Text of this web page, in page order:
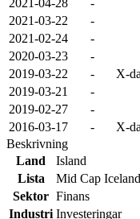
2021-04-28
-
2021-03-22
-
2021-02-24
-
2020-03-23
-
2019-03-22
-
X-
2019-03-21
-
2019-02-27
-
2016-03-17
-
X-
Beskrivning
Land
Island
Lista
Mid Cap Iceland
Sektor Finans
Industri Investeringar